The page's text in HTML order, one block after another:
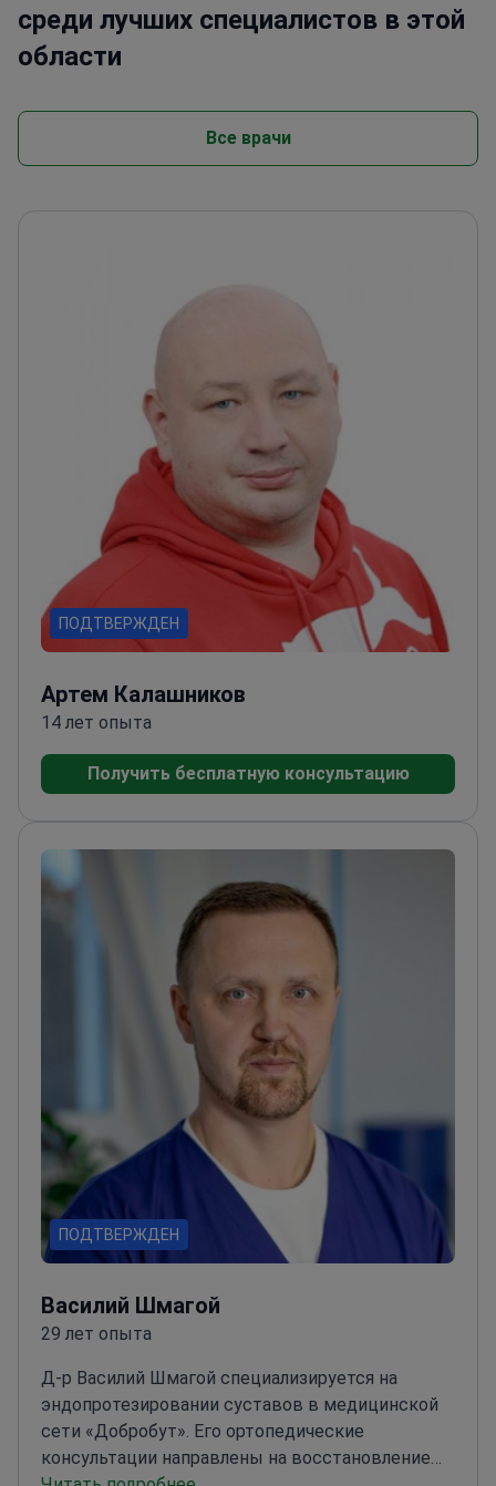
среди лучших специалистов в этой
области
Все врачи
ПОДТВЕРЖДЕН
Артем Калашников
14 лет опыта
Получить бесплатную консультацию
ПОДТВЕРЖДЕН
Василий Шмагой
29 лет опыта
Д-р Василий Шмагой специализируется на
эндопротезировании суставов в медицинской
сети «Добробут». Его ортопедические
консультации направлены на восстановление